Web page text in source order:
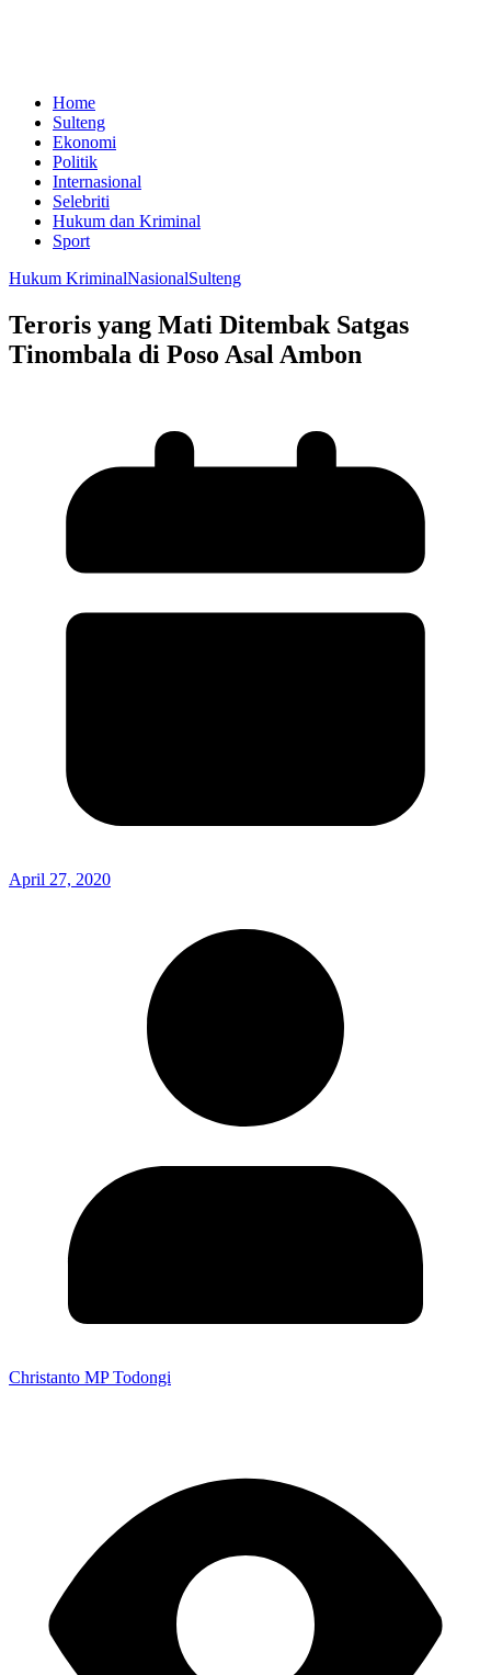
Home
Sulteng
Ekonomi
Politik
Internasional
Selebriti
Hukum dan Kriminal
Sport
Hukum KriminalNasionalSulteng
Teroris yang Mati Ditembak Satgas
Tinombala di Poso Asal Ambon
April 27, 2020
Christanto MP Todongi